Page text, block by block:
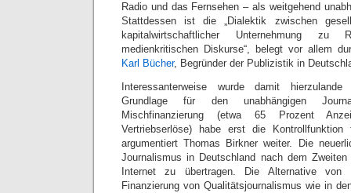
Radio und das Fernsehen – als weitgehend
Stattdessen ist die „Dialektik zwischen
kapitalwirtschaftlicher Unternehmung zu
medienkritischen Diskurse“, belegt vor allem
Karl Bücher, Begründer der Publizistik in
Interessanterweise wurde damit
Grundlage für den unabhängigen
Mischfinanzierung (etwa 65 Prozent
Vertriebserlöse) habe erst die
argumentiert Thomas Birkner weiter. Die
Journalismus in Deutschland nach dem
Internet zu übertragen. Die Alternative
Finanzierung von Qualitätsjournalismus wie in